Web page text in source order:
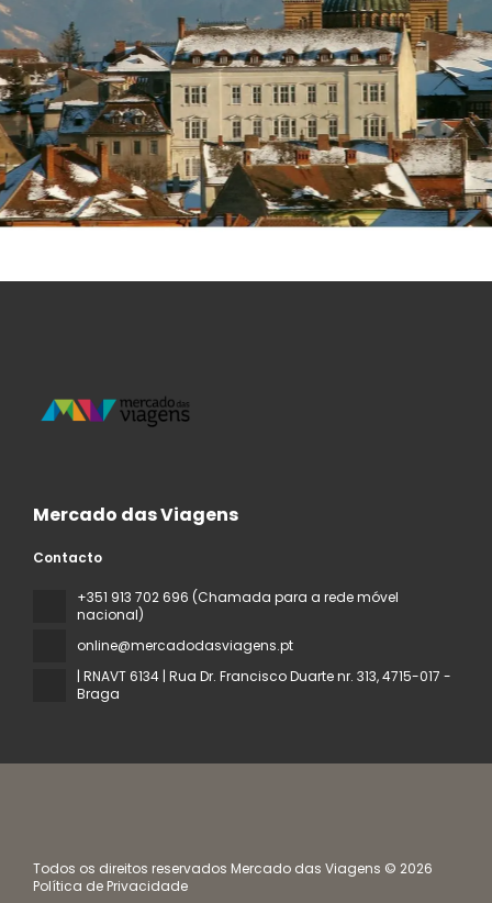
Mercado das Viagens
Contacto
+351 913 702 696 (Chamada para a rede móvel
nacional)
online@mercadodasviagens.pt
| RNAVT 6134 | Rua Dr. Francisco Duarte nr. 313, 4715-017 -
Braga
Todos os direitos reservados Mercado das Viagens © 2026
Política de Privacidade